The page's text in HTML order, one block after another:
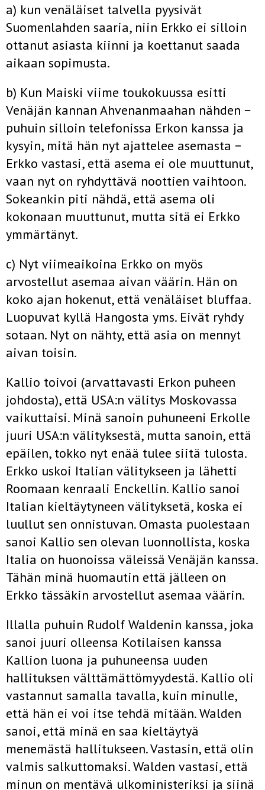
a) kun venäläiset talvella pyysivät
Suomenlahden saaria, niin Erkko ei silloin
ottanut asiasta kiinni ja koettanut saada
aikaan sopimusta.
b) Kun Maiski viime toukokuussa esitti
Venäjän kannan Ahvenanmaahan nähden −
puhuin silloin telefonissa Erkon kanssa ja
kysyin, mitä hän nyt ajattelee asemasta −
Erkko vastasi, että asema ei ole muuttunut,
vaan nyt on ryhdyttävä noottien vaihtoon.
Sokeankin piti nähdä, että asema oli
kokonaan muuttunut, mutta sitä ei Erkko
ymmärtänyt.
c) Nyt viimeaikoina Erkko on myös
arvostellut asemaa aivan väärin. Hän on
koko ajan hokenut, että venäläiset bluffaa.
Luopuvat kyllä Hangosta yms. Eivät ryhdy
sotaan. Nyt on nähty, että asia on mennyt
aivan toisin.
Kallio toivoi (arvattavasti Erkon puheen
johdosta), että USA:n välitys Moskovassa
vaikuttaisi. Minä sanoin puhuneeni Erkolle
juuri USA:n välityksestä, mutta sanoin, että
epäilen, tokko nyt enää tulee siitä tulosta.
Erkko uskoi Italian välitykseen ja lähetti
Roomaan kenraali Enckellin. Kallio sanoi
Italian kieltäytyneen välityksetä, koska ei
luullut sen onnistuvan. Omasta puolestaan
sanoi Kallio sen olevan luonnollista, koska
Italia on huonoissa väleissä Venäjän kanssa.
Tähän minä huomautin että jälleen on
Erkko tässäkin arvostellut asemaa väärin.
Illalla puhuin Rudolf Waldenin kanssa, joka
sanoi juuri olleensa Kotilaisen kanssa
Kallion luona ja puhuneensa uuden
hallituksen välttämättömyydestä. Kallio oli
vastannut samalla tavalla, kuin minulle,
että hän ei voi itse tehdä mitään. Walden
sanoi, että minä en saa kieltäytyä
menemästä hallitukseen. Vastasin, että olin
valmis salkuttomaksi. Walden vastasi, että
minun on mentävä ulkoministeriksi ja siinä